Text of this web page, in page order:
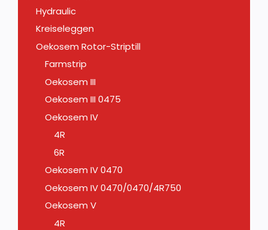
Hydraulic
Kreiseleggen
Oekosem Rotor-Striptill
Farmstrip
Oekosem III
Oekosem III 0475
Oekosem IV
4R
6R
Oekosem IV 0470
Oekosem IV 0470/0470/4R750
Oekosem V
4R